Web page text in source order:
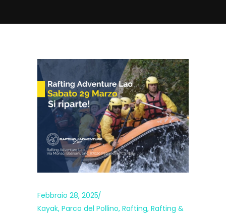
Febbraio 28, 2025
Kayak, Parco del Pollino, Rafting, Rafting &